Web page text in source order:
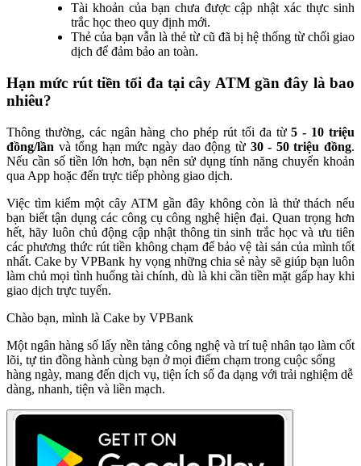
Tài khoản của bạn chưa được cập nhật xác thực sinh
trắc học theo quy định mới.
Thẻ của bạn vẫn là thẻ từ cũ đã bị hệ thống từ chối giao
dịch để đảm bảo an toàn.
Hạn mức rút tiền tối đa tại cây ATM gần đây là bao
nhiêu?
Thông thường, các ngân hàng cho phép rút tối đa từ5 - 10 triệu
đồng/lần và tổng hạn mức ngày dao động từ 30 - 50 triệu đồng.
Nếu cần số tiền lớn hơn, bạn nên sử dụng tính năng chuyển khoản
qua App hoặc đến trực tiếp phòng giao dịch.
Việc tìm kiếm một cây ATM gần đây không còn là thử thách nếu
bạn biết tận dụng các công cụ công nghệ hiện đại. Quan trọng hơn
hết, hãy luôn chủ động cập nhật thông tin sinh trắc học và ưu tiên
các phương thức rút tiền không chạm để bảo vệ tài sản của mình tốt
nhất. Cake by VPBank hy vọng những chia sẻ này sẽ giúp bạn luôn
làm chủ mọi tình huống tài chính, dù là khi cần tiền mặt gấp hay khi
giao dịch trực tuyến.
Chào bạn, mình là Cake by VPBank
Một ngân hàng số lấy nền tảng công nghệ và trí tuệ nhân tạo làm cốt
lõi, tự tin đồng hành cùng bạn ở mọi điểm chạm trong cuộc sống
hàng ngày, mang đến dịch vụ, tiện ích số đa dạng với trải nghiệm dễ
dàng, nhanh, tiện và liền mạch.